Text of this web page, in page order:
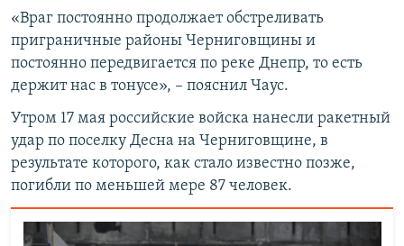
«Враг постоянно продолжает обстреливать
приграничные районы Черниговщины и
постоянно передвигается по реке Днепр, то есть
держит нас в тонусе», – пояснил Чаус.
Утром 17 мая российские войска нанесли ракетный
удар по поселку Десна на Черниговщине, в
результате которого, как стало известно позже,
погибли по меньшей мере 87 человек.